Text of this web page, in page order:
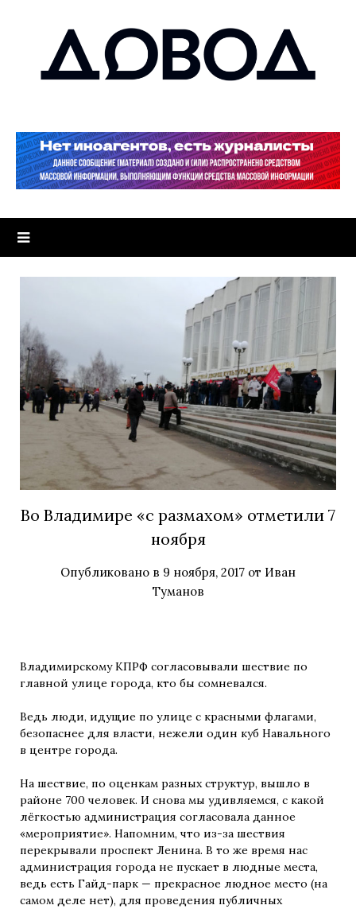
Во Владимире «с размахом» отметили 7
ноября
Опубликовано в 9 ноября, 2017 от Иван
Туманов
Владимирскому КПРФ согласовывали шествие по
главной улице города, кто бы сомневался.
Ведь люди, идущие по улице с красными флагами,
безопаснее для власти, нежели один куб Навального
в центре города.
На шествие, по оценкам разных структур, вышло в
районе 700 человек. И снова мы удивляемся, с какой
лёгкостью администрация согласовала данное
«мероприятие». Напомним, что из-за шествия
перекрывали проспект Ленина. В то же время нас
администрация города не пускает в людные места,
ведь есть Гайд-парк — прекрасное людное место (на
самом деле нет), для проведения публичных